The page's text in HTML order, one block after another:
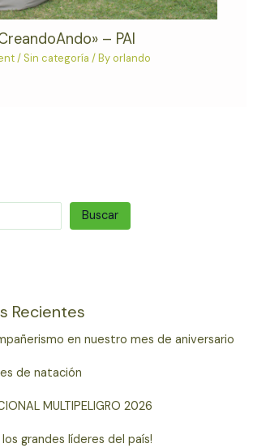
– PAI
/ Sin categoría / Byorlando
Buscar
Recientes
en nuestro mes de aniversario
de natación
MULTIPELIGRO 2026
grandes líderes del país!